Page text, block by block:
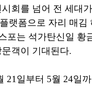
회를 넘어 전 세대
랫폼으로 자리 매김
포는 석가탄신일 황
객이 기대된다.
21일부터 5월 24일